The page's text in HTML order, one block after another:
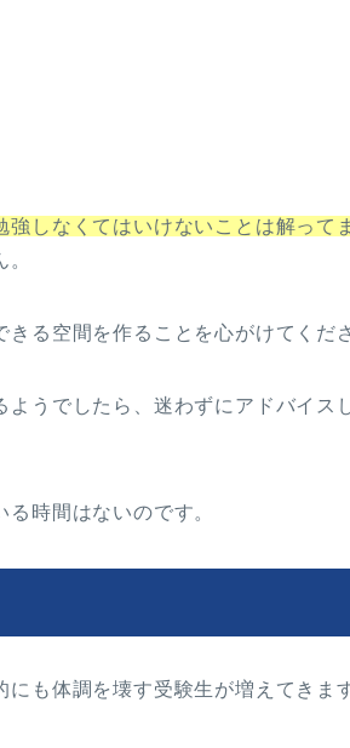
強しなくてはいけないことは解って
る空間を作ることを心がけてくだ
うでしたら、迷わずにアドバイス
時間はないのです。
も体調を壊す受験生が増えてきま